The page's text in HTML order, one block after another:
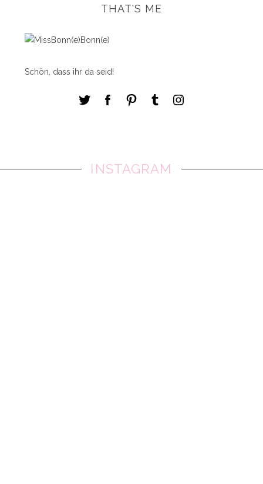
THAT'S ME
Schön, dass ihr da seid!
INSTAGRAM